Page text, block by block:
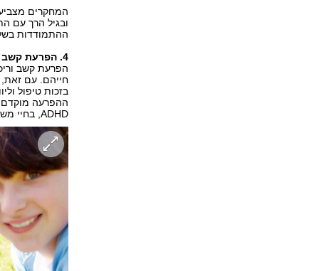
המחקרים
ובגיל הרך עם
ההתמודדות
4. הפרעת קשב וריכוז חולפת לאחר גיל ההתבגרות
חייהם. עם זאת,
בזכות טיפול
ההפרעה מוקדם
ADHD, בחיי משפחה, חברה, תעסוקה ולימודים.